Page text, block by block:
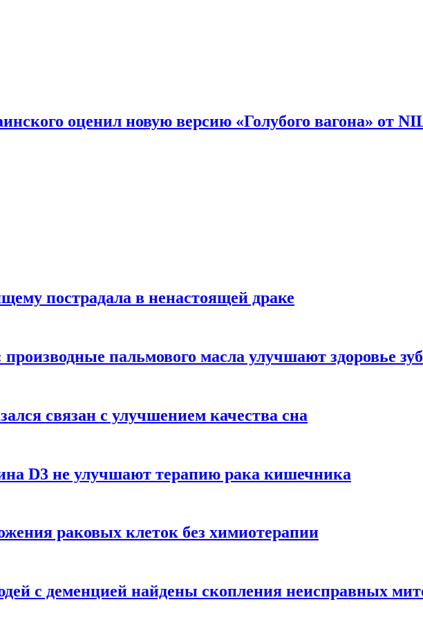
оценил новую версию «Голубого вагона» от
пострадала в ненастоящей драке
пальмового масла улучшают здоровье
связан с улучшением качества сна
D3 не улучшают терапию рака кишечника
раковых клеток без химиотерапии
с деменцией найдены скопления неисправных